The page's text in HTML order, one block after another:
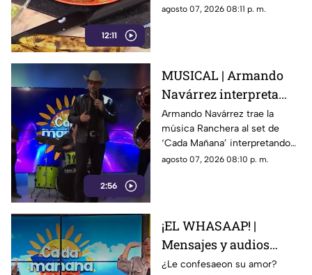
12:11
agosto 07, 2026 08:11 p. m.
2:56
MUSICAL | Armando
Navárrez interpreta
'Corazón en modo
Avión' EN VIVO
Armando Navárrez trae la
música Ranchera al set de
‘Cada Mañana’ interpretando
su canción ‘Corazón en modo
agosto 07, 2026 08:10 p. m.
¡EL WHASAAP! |
Mensajes y audios
llegaron al foro de
¿Le confesaeon su amor?